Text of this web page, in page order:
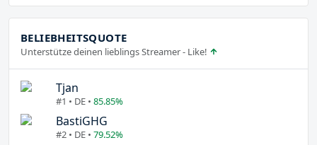
BELIEBHEITSQUOTE
Unterstütze deinen lieblings Streamer - Like!
Tjan
#1 • DE • 85.85%
BastiGHG
#2 • DE • 79.52%